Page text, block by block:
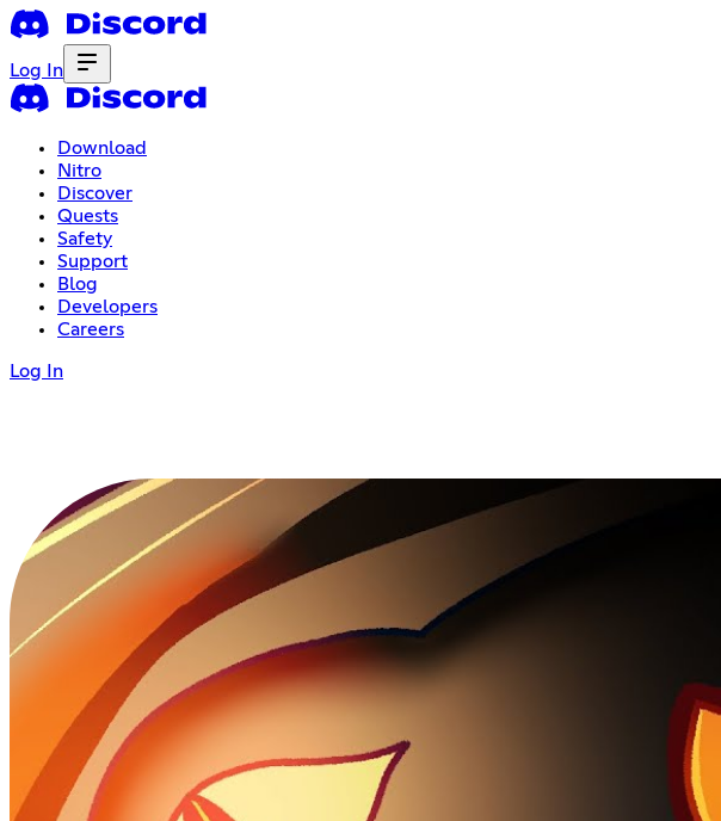
Log In
Download
Nitro
Discover
Quests
Safety
Support
Blog
Developers
Careers
Log In